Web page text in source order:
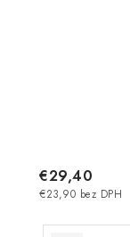
€23,90 bez DPH
€29,40